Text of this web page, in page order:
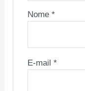
Nome *
E-mail *